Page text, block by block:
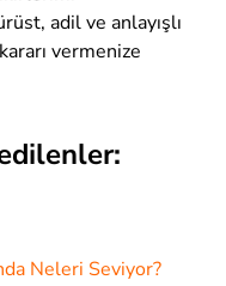
adil ve anlayışlı
vermenize
Neleri Seviyor?